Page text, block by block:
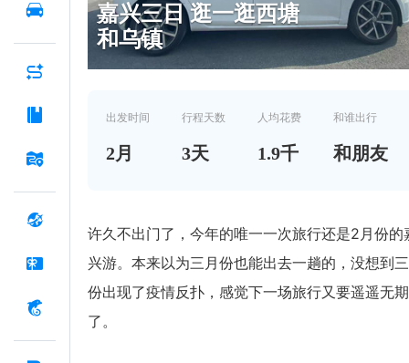
嘉兴三日 逛一逛西塘
和乌镇
出发时间
2月
行程天数
3天
人均花费
1.9千
和谁出行
和朋友
许久不出门了，今年的唯一一次旅行还是2月份的
兴游。本来以为三月份也能出去一趟的，没想到
份出现了疫情反扑，感觉下一场旅行又要遥遥无期
了。